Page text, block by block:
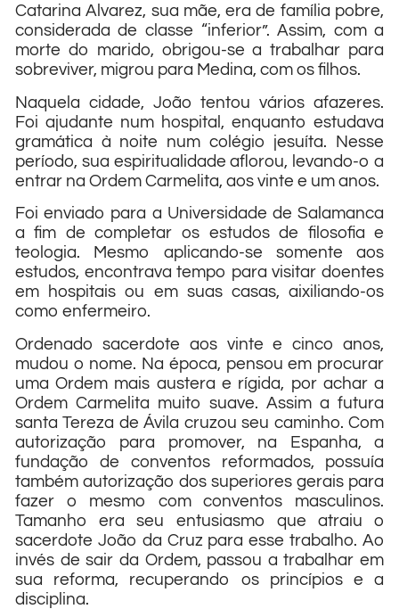
Catarina Alvarez, sua mãe, era de família pobre,
considerada de classe “inferior”. Assim, com a
morte do marido, obrigou-se a trabalhar para
sobreviver, migrou para Medina, com os filhos.
Naquela cidade, João tentou vários afazeres.
Foi ajudante num hospital, enquanto estudava
gramática à noite num colégio jesuíta. Nesse
período, sua espiritualidade aflorou, levando-o a
entrar na Ordem Carmelita, aos vinte e um anos.
Foi enviado para a Universidade de Salamanca
a fim de completar os estudos de filosofia e
teologia. Mesmo aplicando-se somente aos
estudos, encontrava tempo para visitar doentes
em hospitais ou em suas casas, aixiliando-os
como enfermeiro.
Ordenado sacerdote aos vinte e cinco anos,
mudou o nome. Na época, pensou em procurar
uma Ordem mais austera e rígida, por achar a
Ordem Carmelita muito suave. Assim a futura
santa Tereza de Ávila cruzou seu caminho. Com
autorização para promover, na Espanha, a
fundação de conventos reformados, possuía
também autorização dos superiores gerais para
fazer o mesmo com conventos masculinos.
Tamanho era seu entusiasmo que atraiu o
sacerdote João da Cruz para esse trabalho. Ao
invés de sair da Ordem, passou a trabalhar em
sua reforma, recuperando os princípios e a
disciplina.